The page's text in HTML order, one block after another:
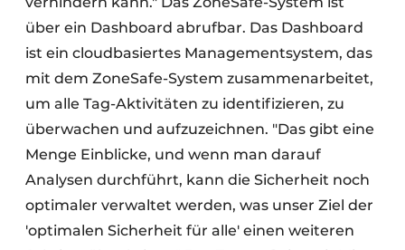
über ein Dashboard abrufbar. Das Dashboard
ist ein cloudbasiertes Managementsystem, das
mit dem ZoneSafe-System zusammenarbeitet,
um alle Tag-Aktivitäten zu identifizieren, zu
überwachen und aufzuzeichnen. "Das gibt eine
Menge Einblicke, und wenn man darauf
Analysen durchführt, kann die Sicherheit noch
optimaler verwaltet werden, was unser Ziel der
'optimalen Sicherheit für alle' einen weiteren